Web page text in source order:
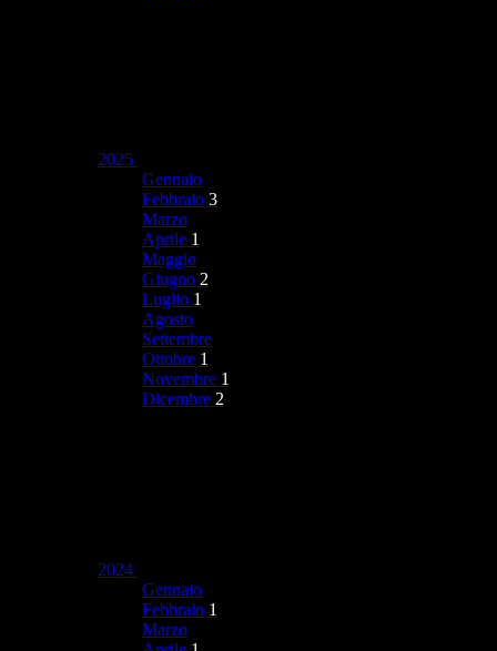
2025
Gennaio
Febbraio 3
Marzo
Aprile 1
Maggio
Giugno 2
Luglio 1
Agosto
Settembre
Ottobre 1
Novembre 1
Dicembre 2
2024
Gennaio
Febbraio 1
Marzo